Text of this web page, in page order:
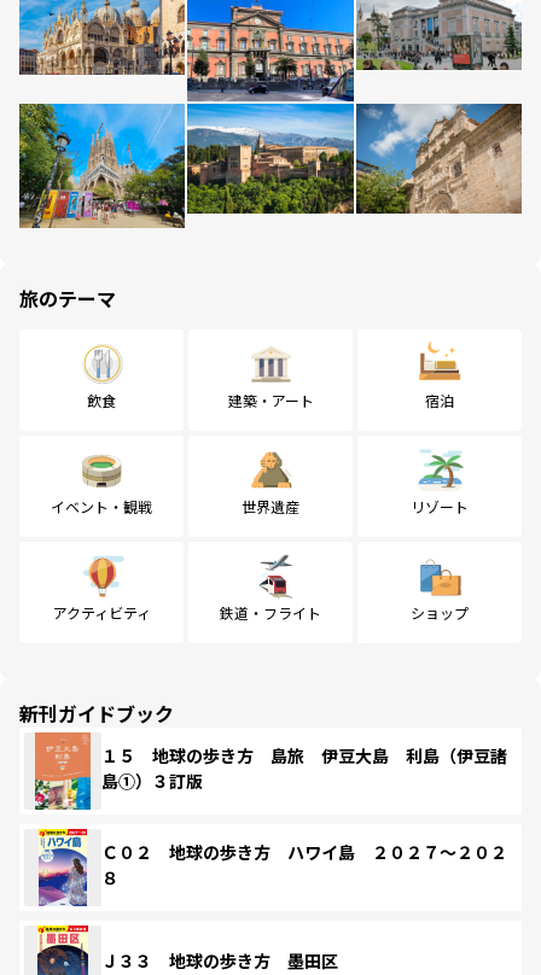
旅のテーマ
飲食 建築・アート 宿泊
イベント・観戦 世界遺産 リゾート
アクティビティ 鉄道・フライト ショップ
新刊ガイドブック
１５ 地球の歩き方 島旅 伊豆大島 利島（伊豆諸
島①）３訂版
Ｃ０２ 地球の歩き方 ハワイ島 ２０２７～２０２
８
Ｊ３３ 地球の歩き方 墨田区